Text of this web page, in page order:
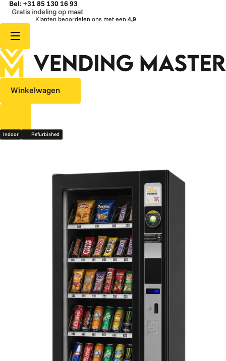
Bel: +31 85 130 16 93
op maat
Klanten beoordelen ons met een 4,9
Winkelwagen
Indoor Refurbished